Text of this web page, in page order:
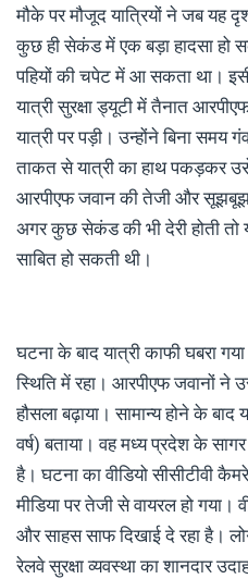
मौके पर मौजूद यात्रियों ने जब यह
कुछ ही सेकंड में एक बड़ा हादसा हो
पहियों की चपेट में आ सकता था।
यात्री सुरक्षा ड्यूटी में तैनात
यात्री पर पड़ी। उन्होंने बिना समय
ताकत से यात्री का हाथ पकड़कर
आरपीएफ जवान की तेजी और
अगर कुछ सेकंड की भी देरी होती
साबित हो सकती थी।
घटना के बाद यात्री काफी घबरा
स्थिति में रहा। आरपीएफ जवानों ने
हौसला बढ़ाया। सामान्य होने के
वर्ष) बताया। वह मध्य प्रदेश के
है। घटना का वीडियो सीसीटीवी
मीडिया पर तेजी से वायरल हो गया।
और साहस साफ दिखाई दे रहा है।
रेलवे सुरक्षा व्यवस्था का शानदार